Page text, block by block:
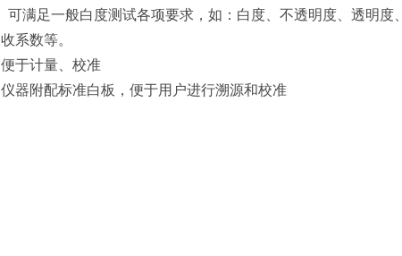
可满足一般白度测试各项要求，如：白度、不透明度、透明度、
收系数等。
便于计量、校准
仪器附配标准白板，便于用户进行溯源和校准